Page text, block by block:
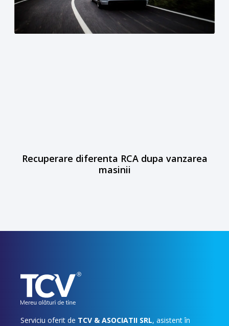
Recuperare diferenta RCA dupa vanzarea
masinii
Serviciu oferit de TCV & ASOCIATII SRL, asistent în